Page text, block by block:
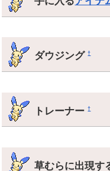
ダウジング†
トレーナー†
草むらに出現す